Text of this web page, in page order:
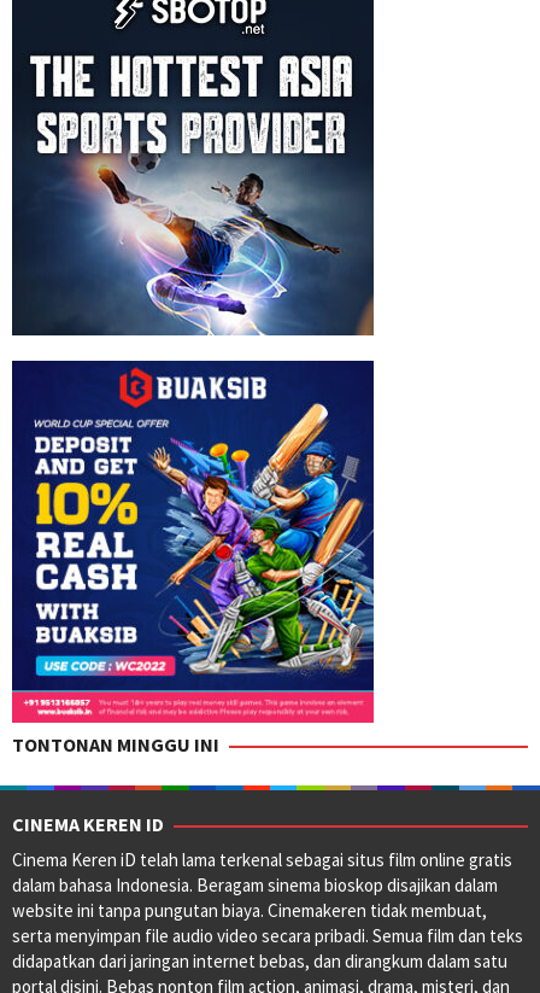
TONTONAN MINGGU INI
CINEMA KEREN ID
Cinema Keren iD telah lama terkenal sebagai situs film online gratis
dalam bahasa Indonesia. Beragam sinema bioskop disajikan dalam
website ini tanpa pungutan biaya. Cinemakeren tidak membuat,
serta menyimpan file audio video secara pribadi. Semua film dan teks
didapatkan dari jaringan internet bebas, dan dirangkum dalam satu
portal disini. Bebas nonton film action, animasi, drama, misteri, dan